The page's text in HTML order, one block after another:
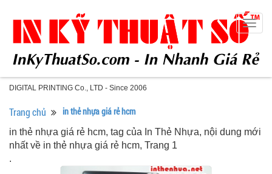
DIGITAL PRINTING Co., LTD - Since 2006
Trang chủ in thẻ nhựa giá rẻ hcm
in thẻ nhựa giá rẻ hcm, tag của In Thẻ Nhựa, nội dung mới
nhất về in thẻ nhựa giá rẻ hcm, Trang 1
.